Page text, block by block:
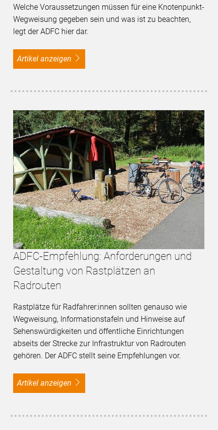
Welche Voraussetzungen müssen für eine Knotenpunkt-
Wegweisung gegeben sein und was ist zu beachten,
legt der ADFC hier dar.
Artikel anzeigen
ADFC-Empfehlung: Anforderungen und
Gestaltung von Rastplätzen an
Radrouten
Rastplätze für Radfahrer:innen sollten genauso wie
Wegweisung, Informationstafeln und Hinweise auf
Sehenswürdigkeiten und öffentliche Einrichtungen
abseits der Strecke zur Infrastruktur von Radrouten
gehören. Der ADFC stellt seine Empfehlungen vor.
Artikel anzeigen